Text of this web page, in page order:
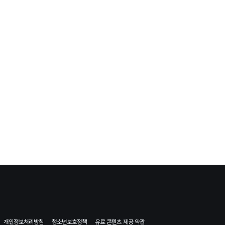
개인정보처리방침 청소년보호정책 유료 콘텐츠 제공 약관